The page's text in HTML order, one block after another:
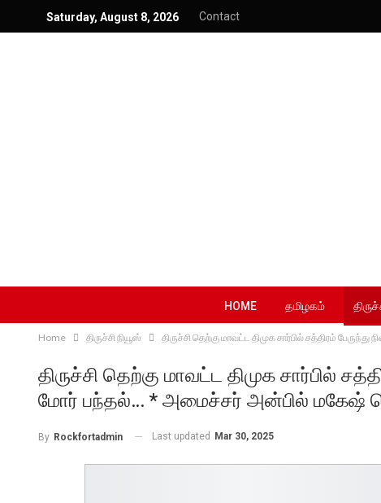
Saturday, August 8, 2026 Contact
HOME தமிழகம்
Home திருச்சி நியூஸ் திருச்சி தெற்கு மாவட்ட திமுக சார்பில் சத்திரம்
திருச்சி தெற்கு மாவட்ட திமுக சார்பில்
மோர் பந்தல்… * அமைச்சர் அன்பில் மகேஷ்
By Rockfortadmin Last updated Mar 30, 2025